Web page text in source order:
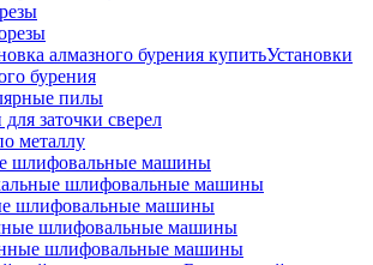
Установки
бурения
пилы
заточки сверел
металлу
шлифовальные машины
шлифовальные машины
шлифовальные машины
шлифовальные машины
шлифовальные машины